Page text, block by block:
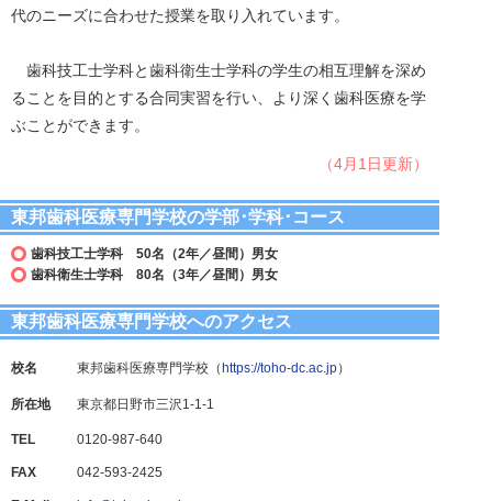
代のニーズに合わせた授業を取り入れています。
歯科技工士学科と歯科衛生士学科の学生の相互理解を深め
ることを目的とする合同実習を行い、より深く歯科医療を学
ぶことができます。
（4月1日更新）
東邦歯科医療専門学校の学部･学科･コース
歯科技工士学科 50名（2年／昼間）男女
歯科衛生士学科 80名（3年／昼間）男女
東邦歯科医療専門学校へのアクセス
校名 東邦歯科医療専門学校（https://toho-dc.ac.jp）
所在地 東京都日野市三沢1-1-1
TEL 0120-987-640
FAX 042-593-2425